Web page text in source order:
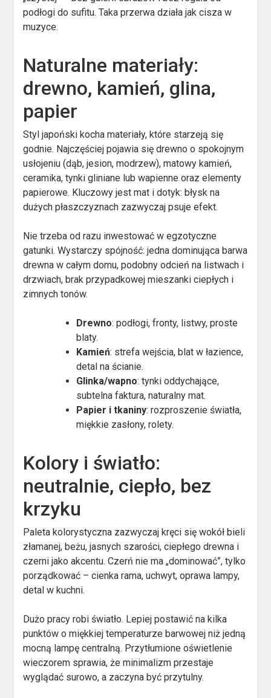
podłogi do sufitu. Taka przerwa działa jak cisza w
muzyce.
Naturalne materiały:
drewno, kamień, glina,
papier
Styl japoński kocha materiały, które starzeją się
godnie. Najczęściej pojawia się drewno o spokojnym
usłojeniu (dąb, jesion, modrzew), matowy kamień,
ceramika, tynki gliniane lub wapienne oraz elementy
papierowe. Kluczowy jest mat i dotyk: błysk na
dużych płaszczyznach zazwyczaj psuje efekt.
Nie trzeba od razu inwestować w egzotyczne
gatunki. Wystarczy spójność: jedna dominująca barwa
drewna w całym domu, podobny odcień na listwach i
drzwiach, brak przypadkowej mieszanki ciepłych i
zimnych tonów.
Drewno: podłogi, fronty, listwy, proste
blaty.
Kamień: strefa wejścia, blat w łazience,
detal na ścianie.
Glinka/wapno: tynki oddychające,
subtelna faktura, naturalny mat.
Papier i tkaniny: rozproszenie światła,
miękkie zasłony, rolety.
Kolory i światło:
neutralnie, ciepło, bez
krzyku
Paleta kolorystyczna zazwyczaj kręci się wokół bieli
złamanej, beżu, jasnych szarości, ciepłego drewna i
czerni jako akcentu. Czerń nie ma „dominować”, tylko
porządkować – cienka rama, uchwyt, oprawa lampy,
detal w kuchni.
Dużo pracy robi światło. Lepiej postawić na kilka
punktów o miękkiej temperaturze barwowej niż jedną
mocną lampę centralną. Przytłumione oświetlenie
wieczorem sprawia, że minimalizm przestaje
wyglądać surowo, a zaczyna być przytulny.